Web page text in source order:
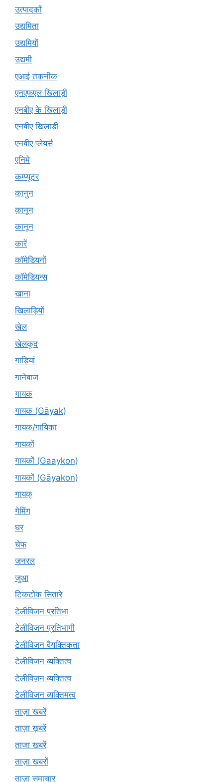
उत्पादकों
उद्यमिता
उद्यमियों
उद्यमी
एआई तकनीक
एनएफएल खिलाड़ी
एनबीए के खिलाड़ी
एनबीए खिलाड़ी
एनबीए प्लेयर्स
एनिमे
कम्प्यूटर
कानुन
क़ानून
कानून
कारें
कॉमेडियनों
कॉमेडियन्स
खाना
खिलाड़ियों
खेल
खेलकूद
गाड़ियां
गानेबाज
गायक
गायक (Gāyak)
गायक/गायिका
गायकों
गायकों (Gaaykon)
गायकों (Gāyakon)
गायक्
गेमिंग
घर
चेफ
जनरल
जुआ
टिकटोक सितारे
टेलीविजन प्रतिभा
टेलीविजन प्रतिभागी
टेलीविजन वैयक्तिकता
टेलीविजन व्यक्तित्व
टेलीविज़न व्यक्तित्व
टेलीविजन व्यक्तिमत्व
ताज़ा खबरें
ताज़ा ख़बरें
ताजा खबरें
ताज़ा खबरों
ताज़ा समाचार